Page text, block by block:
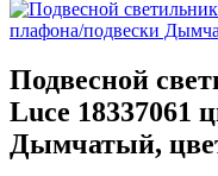
Подвесной
Luce 18337061
Дымчатый,